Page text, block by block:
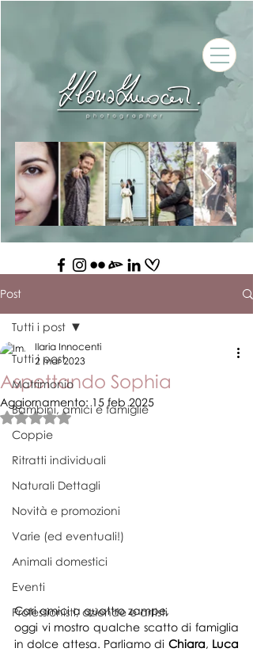
Post
Tutti i post
Matrimonio
Bambini, amici e famiglie
Coppie
Ritratti individuali
Naturali Dettagli
Novità e promozioni
Varie (ed eventuali!)
Animali domestici
Eventi
Professionisti, aziende e artisti
Tutti i post
Aspettando Sophia
Ilaria Innocenti
2 mar 2023
Aggiornamento:15 feb 2025
Valutazione NaN stelle su 5.
Cari amici a quattro zampe,
oggi vi mostro qualche scatto di famiglia
in dolce attesa. Parliamo di Chiara, Luca